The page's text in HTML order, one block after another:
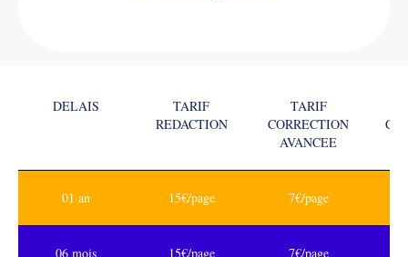
DELAIS
TARIF
REDACTION
TARIF
CORRECTION
AVANCEE
01 an 15€/page 7€/page
06 mois 15€/page 7€/page